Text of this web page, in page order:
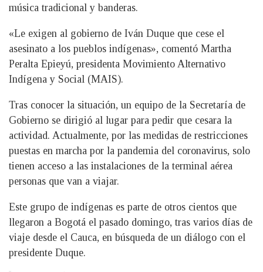
música tradicional y banderas.
«Le exigen al gobierno de Iván Duque que cese el
asesinato a los pueblos indígenas», comentó Martha
Peralta Epieyú, presidenta Movimiento Alternativo
Indígena y Social (MAIS).
Tras conocer la situación, un equipo de la Secretaría de
Gobierno se dirigió al lugar para pedir que cesara la
actividad. Actualmente, por las medidas de restricciones
puestas en marcha por la pandemia del coronavirus, solo
tienen acceso a las instalaciones de la terminal aérea
personas que van a viajar.
Este grupo de indígenas es parte de otros cientos que
llegaron a Bogotá el pasado domingo, tras varios días de
viaje desde el Cauca, en búsqueda de un diálogo con el
presidente Duque.